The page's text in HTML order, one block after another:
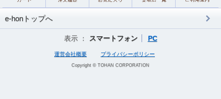
e-honトップへ
表示 ： スマートフォン PC
運営会社概要 プライバシーポリシー
Copyright © TOHAN CORPORATION